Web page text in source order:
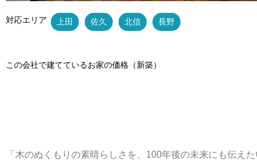
対応エリア 上田 佐久 北信 長野
この会社で建てているお家の価格（新築）
「木のぬくもりの素晴らしさを、100年後の未来にも伝え